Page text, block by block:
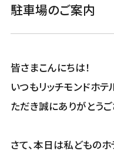
駐車場のご案内
皆さまこんにちは！
いつもリッチモンドホ
ただき誠にありがとうご
さて、本日は私どもの